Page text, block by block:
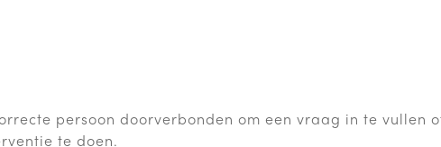
persoon doorverbonden om een vraag in te vullen
te doen.